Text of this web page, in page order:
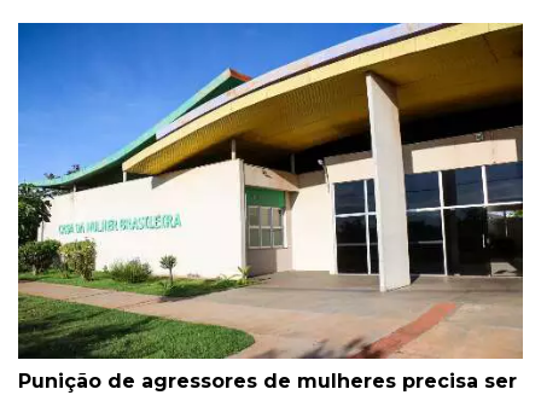
Punição de agressores de mulheres precisa ser